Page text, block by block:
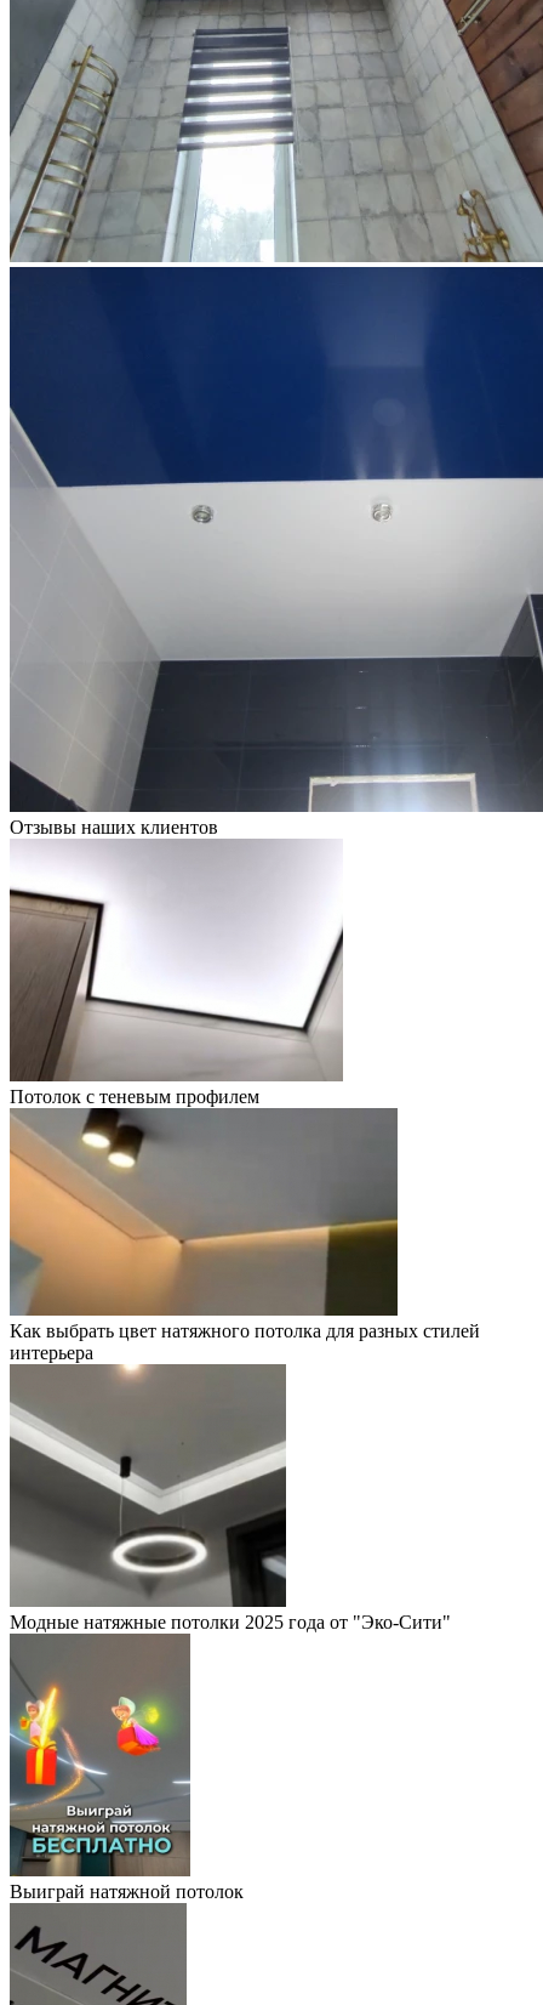
Отзывы наших клиентов
Потолок с теневым профилем
Как выбрать цвет натяжного потолка для разных стилей
интерьера
Модные натяжные потолки 2025 года от "Эко-Сити"
Выиграй натяжной потолок